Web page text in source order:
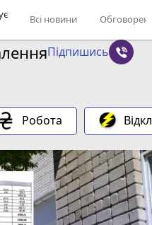
Всі новини
Підпишись
Робота